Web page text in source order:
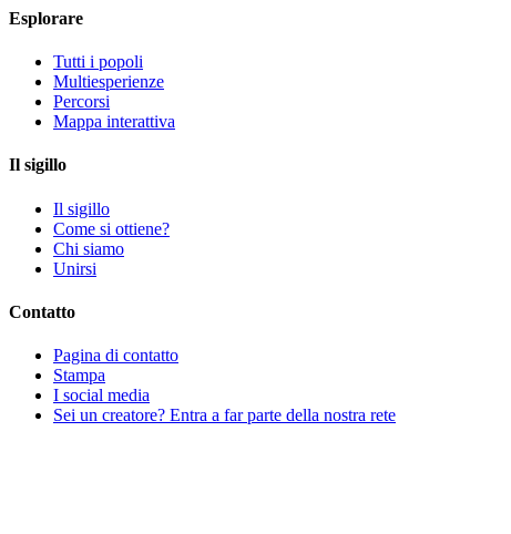
Esplorare
Tutti i popoli
Multiesperienze
Percorsi
Mappa interattiva
Il sigillo
Il sigillo
Come si ottiene?
Chi siamo
Unirsi
Contatto
Pagina di contatto
Stampa
I social media
Sei un creatore? Entra a far parte della nostra rete